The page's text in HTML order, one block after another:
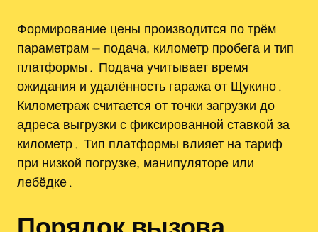
Формирование цены производится по трём
параметрам ⏤ подача, километр пробега и тип
платформы․ Подача учитывает время
ожидания и удалённость гаража от Щукино․
Километраж считается от точки загрузки до
адреса выгрузки с фиксированной ставкой за
километр․ Тип платформы влияет на тариф
при низкой погрузке, манипуляторе или
лебёдке․